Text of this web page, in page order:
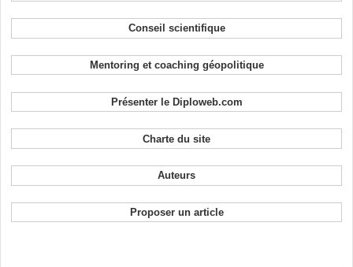
Conseil scientifique
Mentoring et coaching géopolitique
Présenter le Diploweb.com
Charte du site
Auteurs
Proposer un article